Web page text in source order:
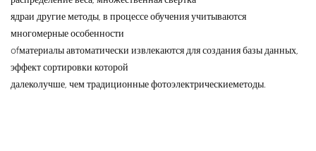
ядраи другие методы, в процессе обучения учитываются
многомерные особенности
ofматериалы автоматически извлекаются для создания базы данных,
эффект сортировки которой
далеколучше, чем традиционные фотоэлектрическиеметоды.